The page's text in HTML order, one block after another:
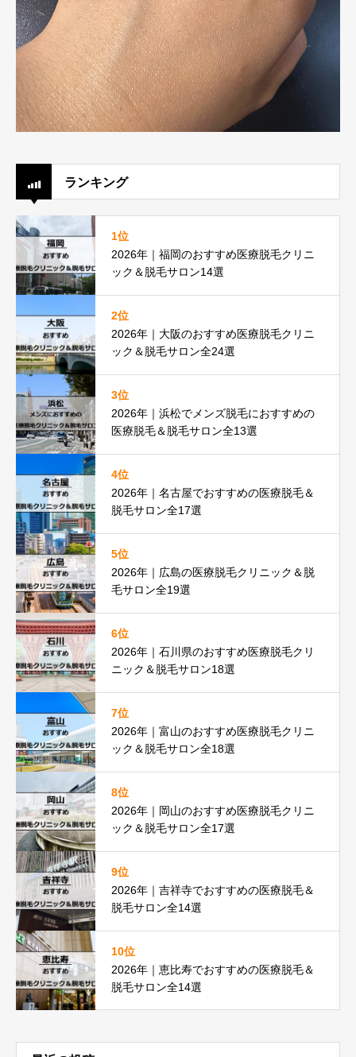
ランキング
1位
2026年｜福岡のおすすめ医療脱毛クリニ
ック＆脱毛サロン14選
2位
2026年｜大阪のおすすめ医療脱毛クリニ
ック＆脱毛サロン全24選
3位
2026年｜浜松でメンズ脱毛におすすめの
医療脱毛＆脱毛サロン全13選
4位
2026年｜名古屋でおすすめの医療脱毛＆
脱毛サロン全17選
5位
2026年｜広島の医療脱毛クリニック＆脱
毛サロン全19選
6位
2026年｜石川県のおすすめ医療脱毛クリ
ニック＆脱毛サロン18選
7位
2026年｜富山のおすすめ医療脱毛クリニ
ック＆脱毛サロン全18選
8位
2026年｜岡山のおすすめ医療脱毛クリニ
ック＆脱毛サロン全17選
9位
2026年｜吉祥寺でおすすめの医療脱毛＆
脱毛サロン全14選
10位
2026年｜恵比寿でおすすめの医療脱毛＆
脱毛サロン全14選